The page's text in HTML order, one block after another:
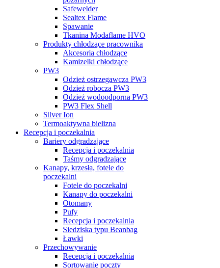
Safewelder
Sealtex Flame
Spawanie
Tkanina Modaflame HVO
Produkty chłodzące pracownika
Akcesoria chłodzące
Kamizelki chłodzące
PW3
Odzież ostrzegawcza PW3
Odzież robocza PW3
Odzież wodoodporna PW3
PW3 Flex Shell
Silver Ion
Termoaktywna bielizna
Recepcja i poczekalnia
Bariery odgradzające
Recepcja i poczekalnia
Taśmy odgradzające
Kanapy, krzesła, fotele do
poczekalni
Fotele do poczekalni
Kanapy do poczekalni
Otomany
Pufy
Recepcja i poczekalnia
Siedziska typu Beanbag
Ławki
Przechowywanie
Recepcja i poczekalnia
Sortowanie poczty